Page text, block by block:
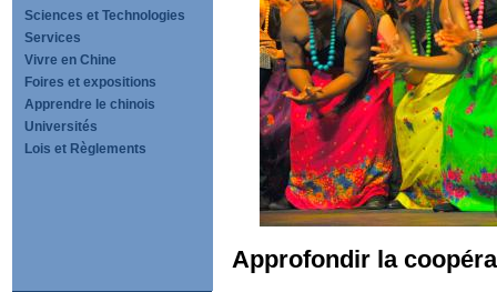
Sciences et Technologies
Services
Vivre en Chine
Foires et expositions
Apprendre le chinois
Universités
Lois et Règlements
Approfondir la